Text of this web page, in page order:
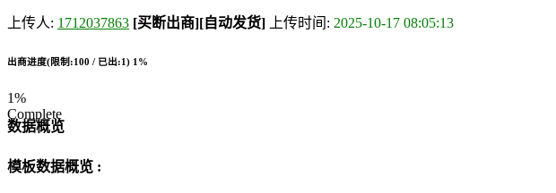
上传人: 1712037863 [买断出商][自动发货] 上传时间: 2025-10-17 08:05:13
出商进度(限制:100 / 已出:1) 1%
1%
Complete
数据概览
模板数据概览 :